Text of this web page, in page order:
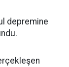
depremine